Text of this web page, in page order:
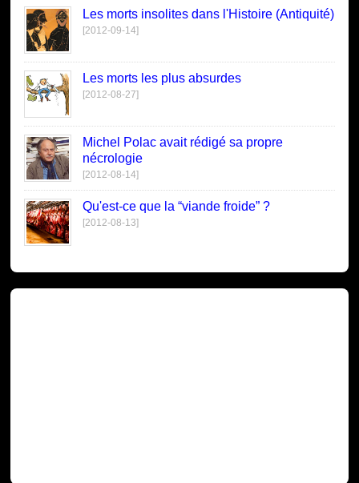
Les morts insolites dans l'Histoire (Antiquité)
[2012-09-14]
Les morts les plus absurdes
[2012-08-27]
Michel Polac avait rédigé sa propre
nécrologie
[2012-08-14]
Qu'est-ce que la “viande froide” ?
[2012-08-13]